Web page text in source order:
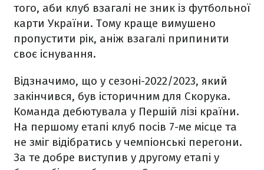
того, аби клуб взагалі не зник із футбольної
карти України. Тому краще вимушено
пропустити рік, аніж взагалі припинити
своє існування.
Відзначимо, що у сезоні-2022/2023, який
закінчився, був історичним для Скорука.
Команда дебютувала у Першій лізі країни.
На першому етапі клуб посів 7-ме місце та
не зміг відібратись у чемпіонські перегони.
За те добре виступив у другому етапі у